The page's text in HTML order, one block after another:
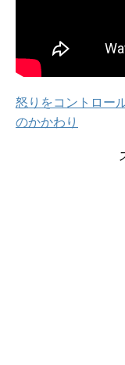
怒りをコントロー
のかかわり